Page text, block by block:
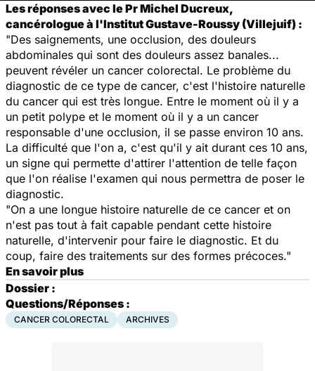
Les réponses avec le Pr Michel Ducreux,
cancérologue à l'Institut Gustave-Roussy (Villejuif) :
"Des saignements, une occlusion, des douleurs
abdominales qui sont des douleurs assez banales...
peuvent révéler un cancer colorectal. Le problème du
diagnostic de ce type de cancer, c'est l'histoire naturelle
du cancer qui est très longue. Entre le moment où il y a
un petit polype et le moment où il y a un cancer
responsable d'une occlusion, il se passe environ 10 ans.
La difficulté que l'on a, c'est qu'il y ait durant ces 10 ans,
un signe qui permette d'attirer l'attention de telle façon
que l'on réalise l'examen qui nous permettra de poser le
diagnostic.
"On a une longue histoire naturelle de ce cancer et on
n'est pas tout à fait capable pendant cette histoire
naturelle, d'intervenir pour faire le diagnostic. Et du
coup, faire des traitements sur des formes précoces."
En savoir plus
Dossier :
Questions/Réponses :
CANCER COLORECTAL ARCHIVES